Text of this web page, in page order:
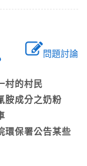
問題討論
村的村民
胺成分之奶粉
環保署公告某些